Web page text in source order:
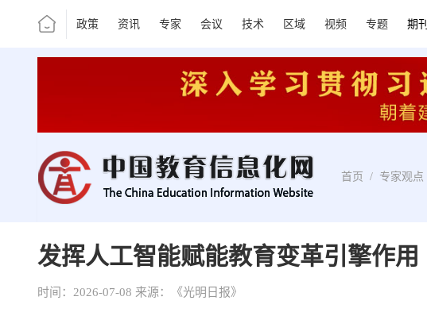
政策 资讯 专家 会议 技术 区域 视频 专题 期刊
首页 / 专家观点
发挥人工智能赋能教育变革引擎作用
时间：2026-07-08 来源：《光明日报》